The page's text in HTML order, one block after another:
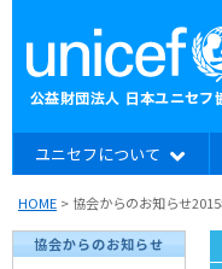
ユニセフについて
HOME > 協会からのお知らせ
協会からのお知らせ